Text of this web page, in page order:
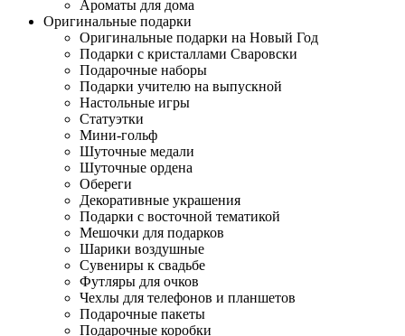
Ароматы для дома
Оригинальные подарки
Оригинальные подарки на Новый Год
Подарки с кристаллами Сваровски
Подарочные наборы
Подарки учителю на выпускной
Настольные игры
Статуэтки
Мини-гольф
Шуточные медали
Шуточные ордена
Обереги
Декоративные украшения
Подарки с восточной тематикой
Мешочки для подарков
Шарики воздушные
Сувениры к свадьбе
Футляры для очков
Чехлы для телефонов и планшетов
Подарочные пакеты
Подарочные коробки